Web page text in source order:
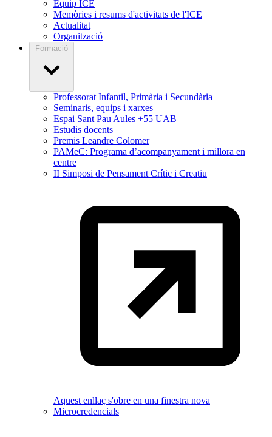
Equip ICE
Memòries i resums d'activitats de l'ICE
Actualitat
Organització
Formació
Professorat Infantil, Primària i Secundària
Seminaris, equips i xarxes
Espai Sant Pau Aules +55 UAB
Estudis docents
Premis Leandre Colomer
PAMeC: Programa d’acompanyament i millora en
centre
II Simposi de Pensament Crític i Creatiu
Aquest enllaç s'obre en una finestra nova
Microcredencials